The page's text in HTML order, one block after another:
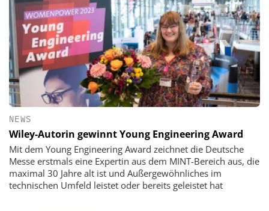
NEWS
Wiley-Autorin gewinnt Young Engineering Award
Mit dem Young Engineering Award zeichnet die Deutsche
Messe erstmals eine Expertin aus dem MINT-Bereich aus, die
maximal 30 Jahre alt ist und Außergewöhnliches im
technischen Umfeld leistet oder bereits geleistet hat